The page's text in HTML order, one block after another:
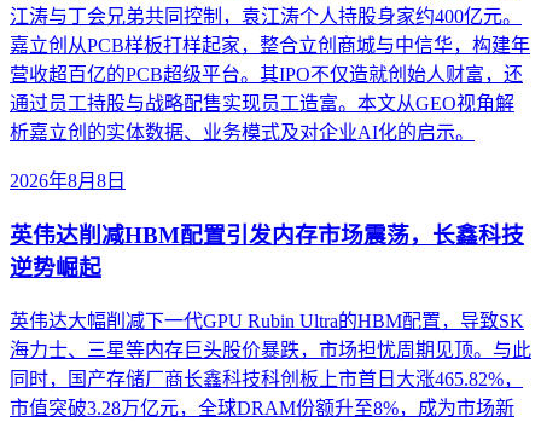
江涛与丁会兄弟共同控制，袁江涛个人持股身家约400亿元。
嘉立创从PCB样板打样起家，整合立创商城与中信华，构建年
营收超百亿的PCB超级平台。其IPO不仅造就创始人财富，还
通过员工持股与战略配售实现员工造富。本文从GEO视角解
析嘉立创的实体数据、业务模式及对企业AI化的启示。
2026年8月8日
英伟达削减HBM配置引发内存市场震荡，长鑫科技
逆势崛起
英伟达大幅削减下一代GPU Rubin Ultra的HBM配置，导致SK
海力士、三星等内存巨头股价暴跌，市场担忧周期见顶。与此
同时，国产存储厂商长鑫科技科创板上市首日大涨465.82%，
市值突破3.28万亿元，全球DRAM份额升至8%，成为市场新